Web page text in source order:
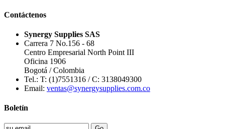
Contáctenos
Synergy Supplies SAS
Carrera 7 No.156 - 68
Centro Empresarial North Point III
Oficina 1906
Bogotá / Colombia
Tel.: T: (1)7551316 / C: 3138049300
Email: ventas@synergysupplies.com.co
Boletín